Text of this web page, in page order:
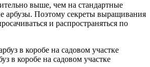
выше, чем на стандартные
арбузы. Поэтому секреты выращивания
и распространяться по
в коробе на садовом участке